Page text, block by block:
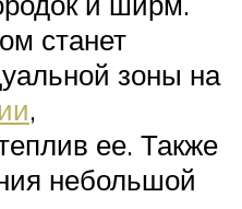
станет
зоны на
,
ее. Также
небольшой